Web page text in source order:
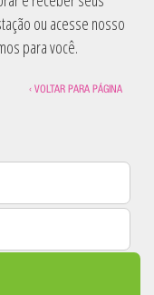
ou acesse nosso
para você.
‹ VOLTAR PARA PÁGINA